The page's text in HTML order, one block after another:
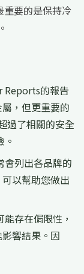
要的是保持冷
Reports的報告
，但更重要的
過了相關的安全
會列出各品牌的
以幫助您做出
能存在侷限性，
響結果。因